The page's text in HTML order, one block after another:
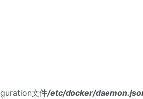
文件/etc/docker/